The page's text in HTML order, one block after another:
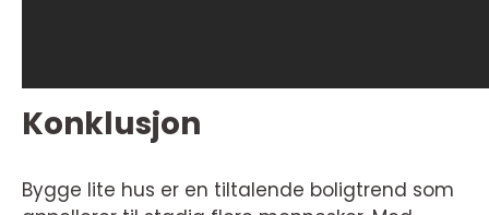
Konklusjon
Bygge lite hus er en tiltalende boligtrend som